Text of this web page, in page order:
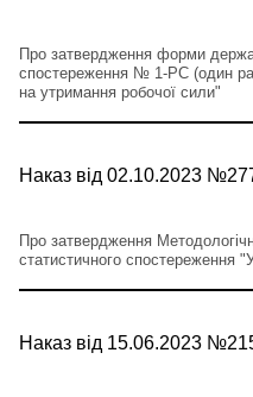
Про затвердження форми
спостереження № 1-РС (один
на утримання робочої сили"
Наказ від 02.10.2023
Про затвердження
статистичного спостереження
Наказ від 15.06.2023